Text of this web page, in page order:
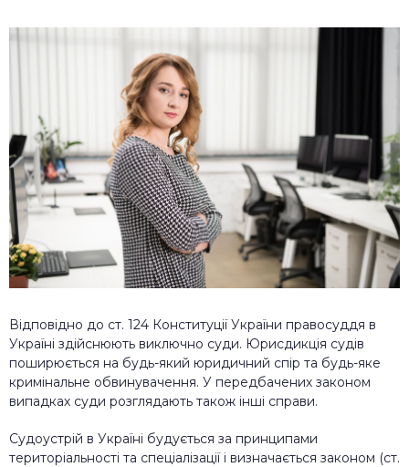
Відповідно до ст. 124 Конституції України правосуддя в
Україні здійснюють виключно суди. Юрисдикція судів
поширюється на будь-який юридичний спір та будь-яке
кримінальне обвинувачення. У передбачених законом
випадках суди розглядають також інші справи.
Судоустрій в Україні будується за принципами
територіальності та спеціалізації і визначається законом (ст.